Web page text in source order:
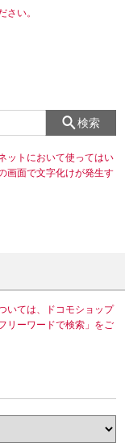
さい。
検索
ットにおいて使ってはい
画面で文字化けが発生す
いては、ドコモショップ
リーワードで検索」をご